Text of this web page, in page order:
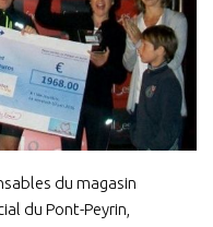
du magasin
du Pont-Peyrin,